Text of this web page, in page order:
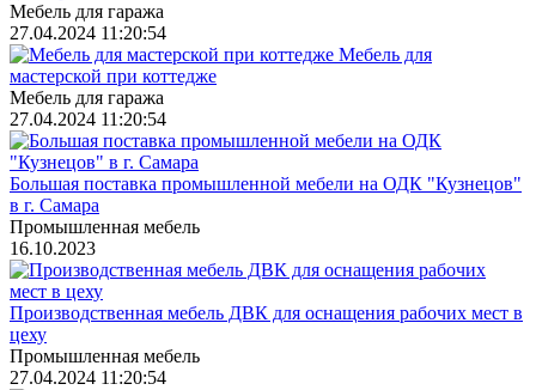
Мебель для гаража
27.04.2024 11:20:54
Мебель для
мастерской при коттедже
Мебель для гаража
27.04.2024 11:20:54
Большая поставка промышленной мебели на ОДК "Кузнецов"
в г. Самара
Промышленная мебель
16.10.2023
Производственная мебель ДВК для оснащения рабочих мест в
цеху
Промышленная мебель
27.04.2024 11:20:54